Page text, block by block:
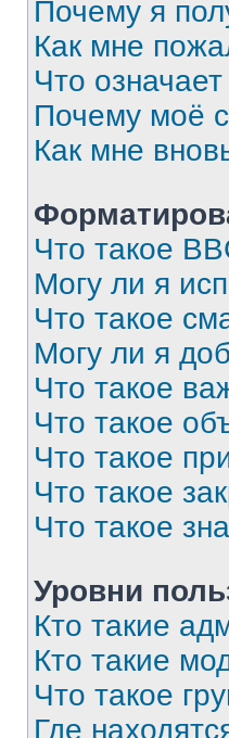
Почему я
Как мне
Что
Почему моё
Как мне
Что такое
Могу ли я
Что такое
Могу ли я
Что такое
Что такое
Что такое
Что такое
Что такое
Уровни
Кто такие
Кто такие
Что такое
Где